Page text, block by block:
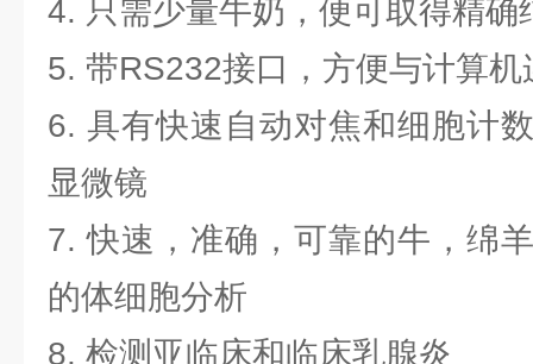
4. 只需少量牛奶，便可取得精确
5. 带RS232接口，方便与计算机
6. 具有快速自动对焦和细胞计
显微镜
7. 快速，准确，可靠的牛，绵
的体细胞分析
8. 检测亚临床和临床乳腺炎